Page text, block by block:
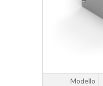
Modello